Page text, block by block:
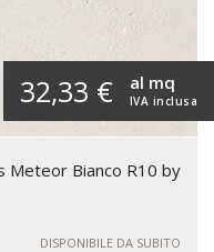
32,33 € IVA inclusa
al mq
Meteor Bianco R10 by
DISPONIBILE DA SUBITO